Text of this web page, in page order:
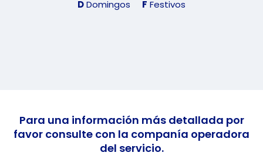
DDomingos F Festivos
Para una información más detallada por
favor consulte con la companía operadora
del servicio.